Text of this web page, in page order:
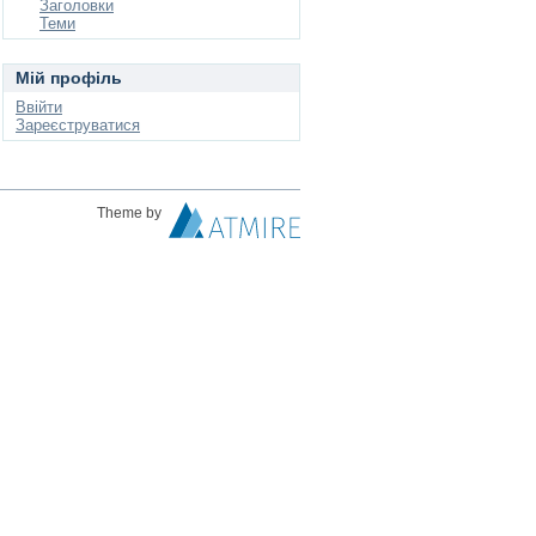
Заголовки
Теми
Мій профіль
Ввійти
Зареєструватися
Theme by